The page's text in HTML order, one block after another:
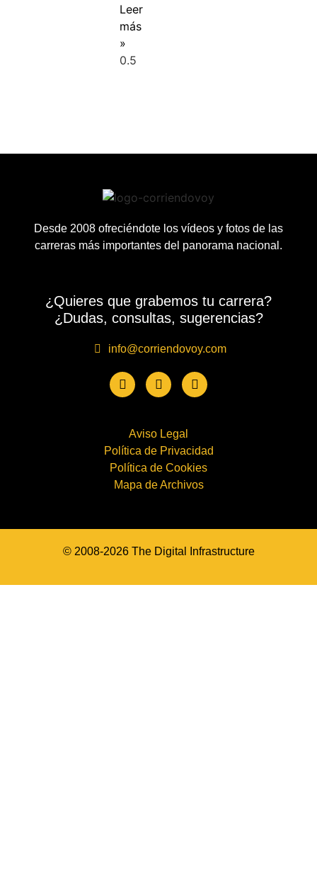
Leer
más
»
Desde 2008 ofreciéndote los vídeos y fotos de las
carreras más importantes del panorama nacional.
¿Quieres que grabemos tu carrera?
¿Dudas, consultas, sugerencias?
info@corriendovoy.com
Aviso Legal
Política de Privacidad
Política de Cookies
Mapa de Archivos
© 2008-2026 The Digital Infrastructure